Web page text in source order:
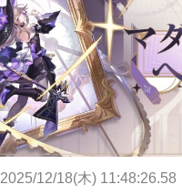
2025/12/18(木) 11:48:26.58